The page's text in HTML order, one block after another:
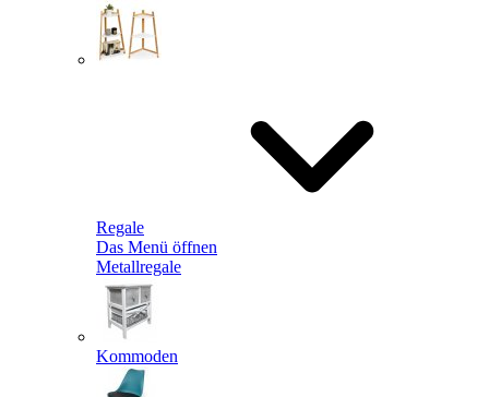
Regale
Das Menü öffnen
Metallregale
Kommoden